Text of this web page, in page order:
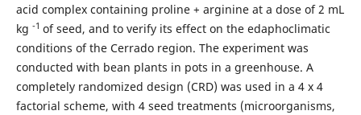
acid complex containing proline + arginine at a dose of 2 mL
kg -1 of seed, and to verify its effect on the edaphoclimatic
conditions of the Cerrado region. The experiment was
conducted with bean plants in pots in a greenhouse. A
completely randomized design (CRD) was used in a 4 x 4
factorial scheme, with 4 seed treatments (microorganisms,